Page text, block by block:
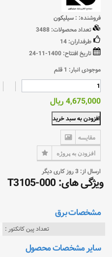
فروشنده: : سيليكون
تعداد محصولات: 3488
طرفداران: 14
تاریخ افتتاح: 1400-11-24
موجودی انبار: 1 قلم
4,675,000 ریال
افزودن به سبد خرید
مقایسه
افزودن به پروژه
ارسال از: 3 روز کاری دیگر
ویژگی های: T3105-000
مشخصات برق
تعداد پین کانکتور :
سایر مشخصات محصول